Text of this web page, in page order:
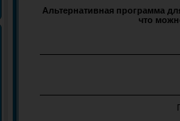
Альтернативная программа
что